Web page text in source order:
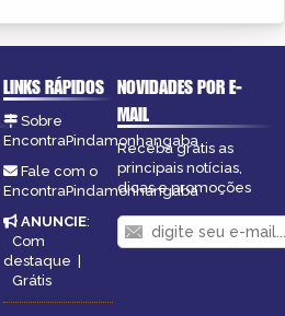
LINKS RÁPIDOS
Sobre
EncontraPindamonhangaba
Fale com o
EncontraPindamonhangaba
ANUNCIE:
Com
destaque |
Grátis
NOVIDADES POR E-
MAIL
Receba grátis as
principais notícias,
dicas e promoções